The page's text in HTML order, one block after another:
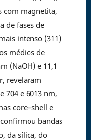
com magnetita,
de fases de
intenso (311)
médios de
(NaOH) e 11,1
revelaram
704 e 6013 nm,
core–shell e
confirmou bandas
da sílica, do